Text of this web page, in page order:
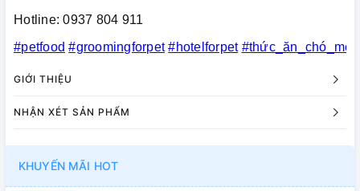
Hotline: 0937 804 911
#petfood #groomingforpet #hotelforpet #thức_ăn_chó_mèo
GIỚI THIỆU
NHẬN XÉT SẢN PHẨM
KHUYẾN MÃI HOT